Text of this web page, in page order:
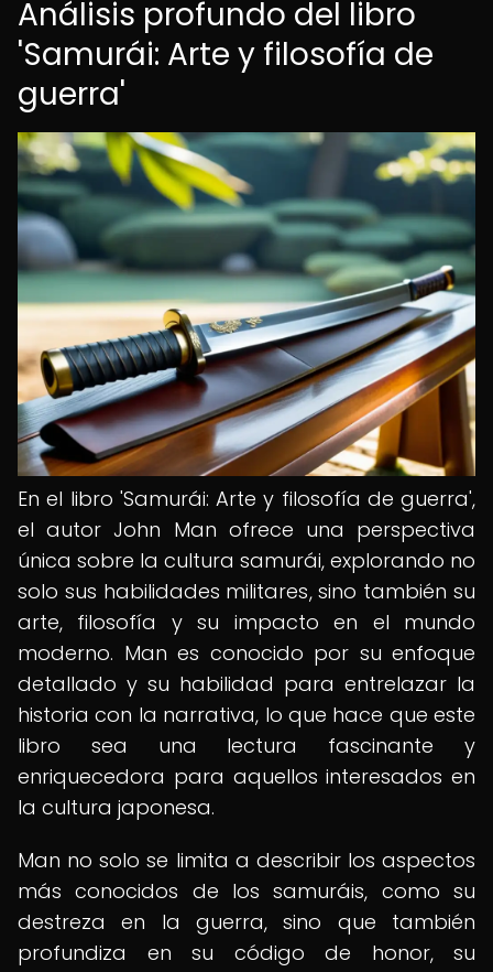
Análisis profundo del libro
'Samurái: Arte y filosofía de
guerra'
En el libro 'Samurái: Arte y filosofía de guerra',
el autor John Man ofrece una perspectiva
única sobre la cultura samurái, explorando no
solo sus habilidades militares, sino también su
arte, filosofía y su impacto en el mundo
moderno. Man es conocido por su enfoque
detallado y su habilidad para entrelazar la
historia con la narrativa, lo que hace que este
libro sea una lectura fascinante y
enriquecedora para aquellos interesados en
la cultura japonesa.
Man no solo se limita a describir los aspectos
más conocidos de los samuráis, como su
destreza en la guerra, sino que también
profundiza en su código de honor, su